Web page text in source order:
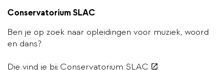
Conservatorium SLAC
Ben je op zoek naar opleidingen voor muziek, woord
en dans?
Die vind je bij Conservatorium SLAC (externe